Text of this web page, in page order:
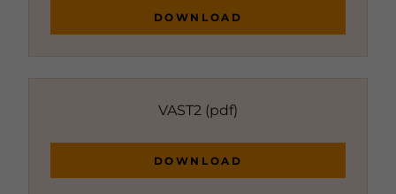
DOWNLOAD
VAST2 (pdf)
DOWNLOAD